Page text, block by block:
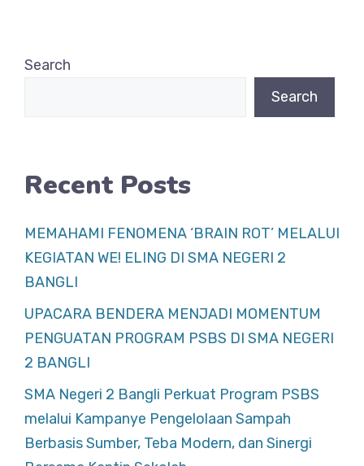
b
o
Search
Search
Recent Posts
MEMAHAMI FENOMENA ‘BRAIN ROT’ MELALUI
KEGIATAN WE! ELING DI SMA NEGERI 2
BANGLI
UPACARA BENDERA MENJADI MOMENTUM
PENGUATAN PROGRAM PSBS DI SMA NEGERI
2 BANGLI
SMA Negeri 2 Bangli Perkuat Program PSBS
melalui Kampanye Pengelolaan Sampah
Berbasis Sumber, Teba Modern, dan Sinergi